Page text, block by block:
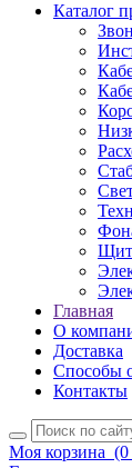
Каталог
Главная
О
Доставка
Способы
Контакты
Моя корзина